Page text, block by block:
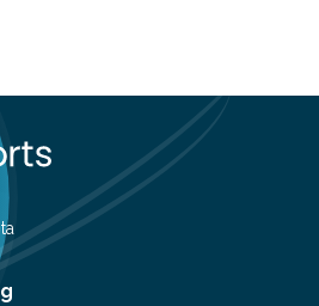
für Forschung,
(BMFTR) fördert das
Nationalen
rund 2,7 Millionen Euro.
um die globale
sie besteht die weltweite